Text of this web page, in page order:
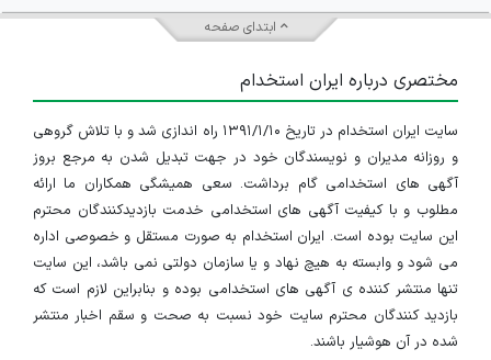
ابتدای صفحه
مختصری درباره ایران استخدام
سایت ایران استخدام در تاریخ ۱۳۹۱/۱/۱۰ راه اندازی شد و با تلاش گروهی
و روزانه مدیران و نویسندگان خود در جهت تبدیل شدن به مرجع بروز
آگهی های استخدامی گام برداشت. سعی همیشگی همکاران ما ارائه
مطلوب و با کیفیت آگهی های استخدامی خدمت بازدیدکنندگان محترم
این سایت بوده است. ایران استخدام به صورت مستقل و خصوصی اداره
می شود و وابسته به هیچ نهاد و یا سازمان دولتی نمی باشد، این سایت
تنها منتشر کننده ی آگهی های استخدامی بوده و بنابراین لازم است که
بازدید کنندگان محترم سایت خود نسبت به صحت و سقم اخبار منتشر
شده در آن هوشیار باشند.